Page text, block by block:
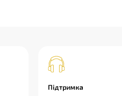
Підтримка